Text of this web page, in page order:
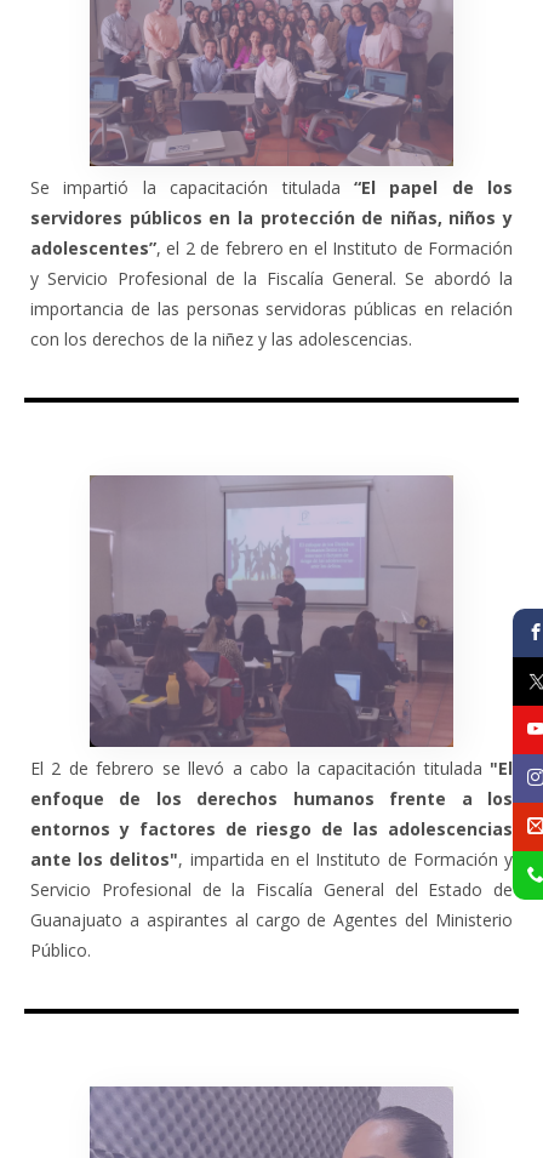
Se impartió la capacitación titulada “El papel de los
servidores públicos en la protección de niñas, niños y
adolescentes”, el 2 de febrero en el Instituto de Formación
y Servicio Profesional de la Fiscalía General. Se abordó la
importancia de las personas servidoras públicas en relación
con los derechos de la niñez y las adolescencias.
El 2 de febrero se llevó a cabo la capacitación titulada "El
enfoque de los derechos humanos frente a los
entornos y factores de riesgo de las adolescencias
ante los delitos", impartida en el Instituto de Formación y
Servicio Profesional de la Fiscalía General del Estado de
Guanajuato a aspirantes al cargo de Agentes del Ministerio
Público.